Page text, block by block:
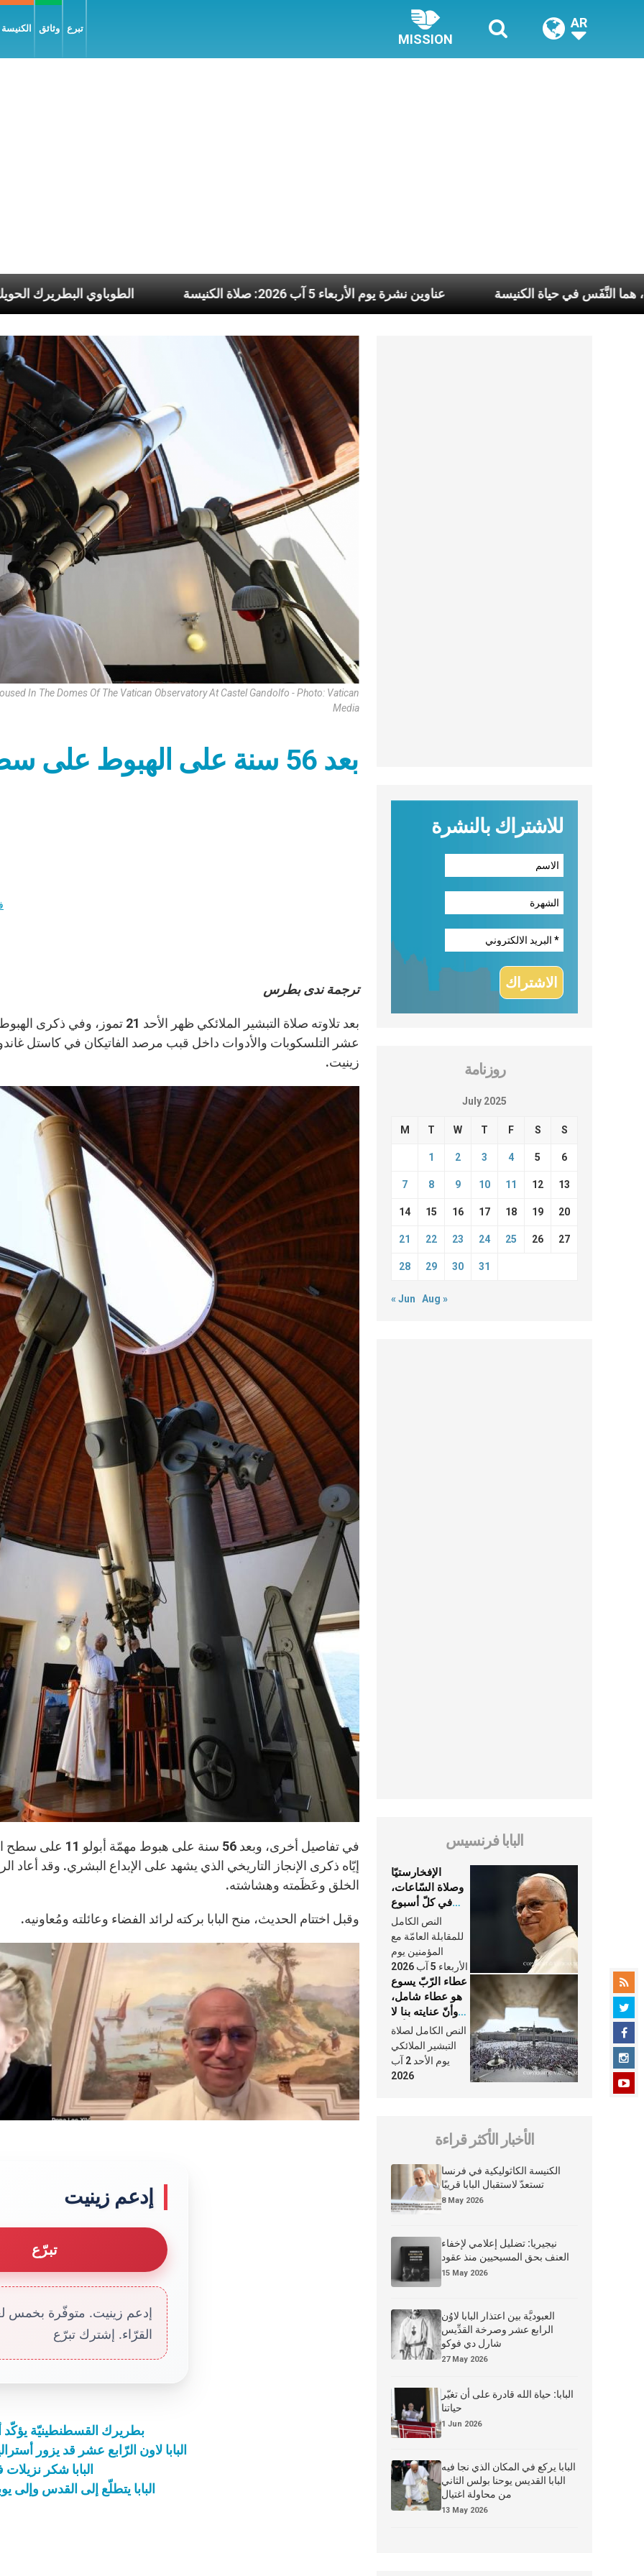
وثائق تبرع
MISSION
AR
عناوين نشرة يوم الأربعاء 5 آب 2026: صلاة الكنيسة كلّ أسبوع وكلّ يوم، هما النَّفَس في حياة الكنيسة
In The Domes Of The Vatican Observatory At Castel Gandolfo - Photo: Vatican
Media
بعد 56 سنة على الهبوط على
ترجمة ندى بطرس
عشر التلسكوبات والأدوات داخل قبب مرصد الفاتيكان في كاستل
زينيت.
في تفاصيل أخرى،
الخلق وعَظَمته وهشاشته.
وقبل اختتام الحديث، منح البابا بركته لرائد الفضاء وعائلته ومُعاونيه.
إدعم زينيت
تبرّع
إدعم زينيت. متوفّرة بخمس
القرّاء. إشترك تبرّع
بطريرك القسطنطينيّة يؤكّد أنّ
البابا لاون الرّابع عشر قد يزور أستراليا سنة 2028 للمشاركة في
البابا شكر
البابا يتطلّع إلى القدس وإلى يوبيل عام 2033 خلال لقاء قادة
للاشتراك بالنشرة
روزنامة
July 2025
M T W T F S S
1 2 3 4 5 6
7 8 9 10 11 12 13
14 15 16 17 18 19 20
21 22 23 24 25 26 27
28 29 30 31
« Jun Aug »
البابا فرنسيس
الإفخارستيّا
وصلاة السّاعات،
في كلّ أسبوع
وكلّ يوم، هما
النَّفَس في حياة
الكنيسة
النص الكامل
للمقابلة العامّة مع
المؤمنين يوم
الأربعاء 5 آب 2026
عطاء الرّبّ يسوع
هو عطاء شامل،
وأنّ عنايته بنا لا
تغيب عنّا أبدًا
النص الكامل لصلاة
التبشير الملائكي
يوم الأحد 2 آب
2026
الأخبار الأكثر قراءة
الكنيسة الكاثوليكية في فرنسا
تستعدّ لاستقبال البابا قريبًا
8 May 2026
نيجيريا: تضليل إعلامي لإخفاء
العنف بحق المسيحيين منذ عقود
15 May 2026
العبوديَّة بين اعتذار البابا لاوُن
الرابع عشر وصرخة القدِّيس
شارل دي فوكو
27 May 2026
البابا: حياة الله قادرة على أن تغيّر
حياتنا
1 Jun 2026
البابا يركع في المكان الذي نجا فيه
البابا القديس يوحنا بولس الثاني
من محاولة اغتيال
13 May 2026